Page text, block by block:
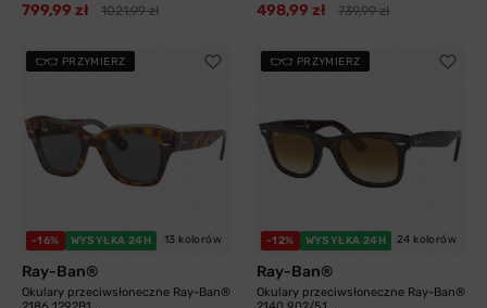
799,99 zł 1021,99 zł 498,99 zł 739,99 zł
PRZYMIERZ
-16% WYSYŁKA 24H 13 kolorów
Ray-Ban®
Okulary przeciwsłoneczne Ray-Ban®
PRZYMIERZ
-12% WYSYŁKA 24H 24 kolorów
Ray-Ban®
Okulary przeciwsłoneczne Ray-Ban®